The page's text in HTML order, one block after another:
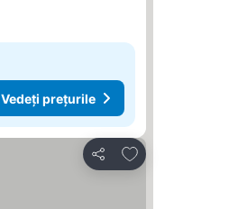
Vedeți prețurile
Distribuiți
Adăugaţi la favorite